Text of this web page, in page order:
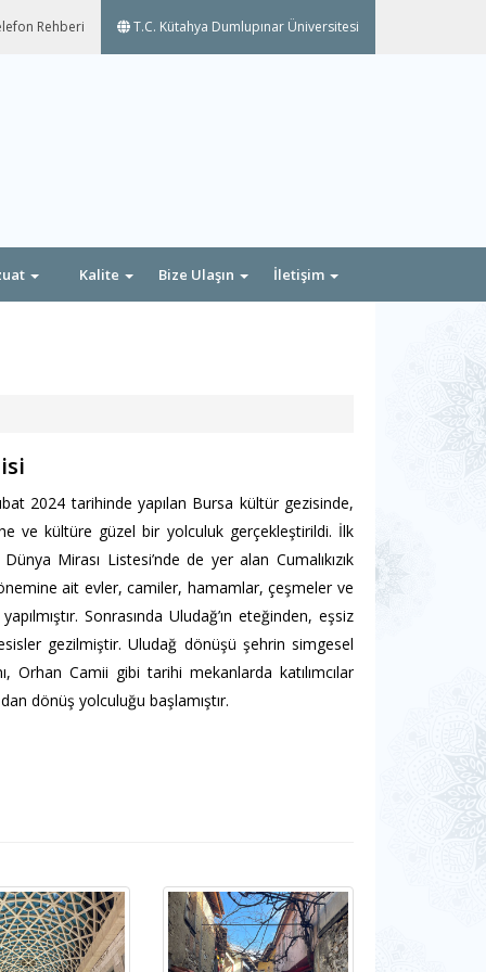
Rehberi T.C. Kütahya Dumlupınar Üniversitesi
Kalite Bize Ulaşın İletişim
2024 tarihinde yapılan Bursa kültür gezisinde,
ve kültüre güzel bir yolculuk gerçekleştirildi. İlk
Mirası Listesi’nde de yer alan Cumalıkızık
ait evler, camiler, hamamlar, çeşmeler ve
Sonrasında Uludağ’ın eteğinden, eşsiz
gezilmiştir. Uludağ dönüşü şehrin simgesel
Orhan Camii gibi tarihi mekanlarda katılımcılar
dönüş yolculuğu başlamıştır.